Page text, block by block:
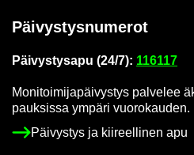
Päi­vys­tys­nu­me­rot
Päi­vys­tys­a­pu (24/7): 116117
Mo­ni­toi­mi­ja­päi­vys­tys pal­ve­lee
pauk­sis­sa ym­pä­ri vuo­ro­kau­den.
Päi­vys­tys ja kii­reel­li­nen apu